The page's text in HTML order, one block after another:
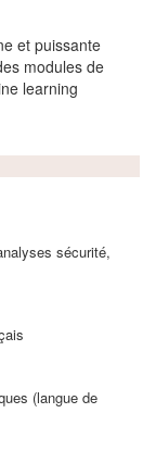
et puissante
modules de
learning
sécurité,
(langue de